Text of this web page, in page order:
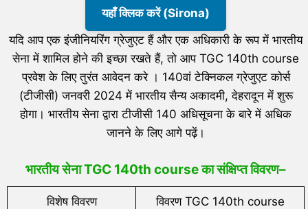
यहाँ क्लिक करें (Sirona)
यदि आप एक इंजीनियरिंग ग्रेजुएट हैं और एक अधिकारी के रूप में भारतीय
सेना में शामिल होने की इच्छा रखते हैं, तो आप TGC 140th course
प्रवेश के लिए तुरंत आवेदन करे । 140वां टेक्निकल ग्रेजुएट कोर्स
(टीजीसी) जनवरी 2024 में भारतीय सैन्य अकादमी, देहरादून में शुरू
होगा। भारतीय सेना द्वारा टीजीसी 140 अधिसूचना के बारे में अधिक
जानने के लिए आगे पढ़ें।
भारतीय सेनाTGC 140th courseका संक्षिप्त विवरण–
विशेष विवरण विवरण TGC 140th course